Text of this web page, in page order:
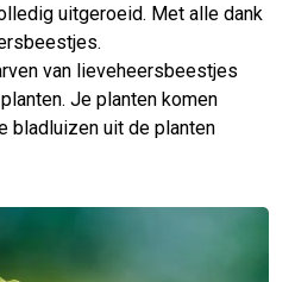
uitgeroeid. Met alle dank
van lieveheersbeestjes
Je planten komen
bladluizen uit de planten